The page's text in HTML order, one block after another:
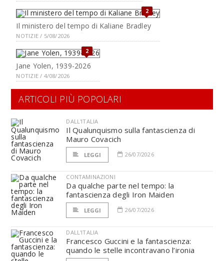
2
Il ministero del tempo di Kaliane Bradley
NOTIZIE / 5/08/2026
2
Jane Yolen, 1939-2026
NOTIZIE / 4/08/2026
ARTICOLI PIÙ POPOLARI
DALL'ITALIA
Il Qualunquismo sulla fantascienza di
Mauro Covacich
LEGGI 26/07/2026
CONTAMINAZIONI
Da qualche parte nel tempo: la
fantascienza degli Iron Maiden
LEGGI 26/07/2026
DALL'ITALIA
Francesco Guccini e la fantascienza:
quando le stelle incontravano l’ironia